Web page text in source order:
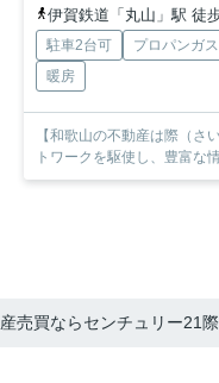
伊賀鉄道「丸山」駅 徒
駐車2台可 プロパンガス
暖房
【和歌山の不動産は際（さ
トワークを駆使し、豊富な
売買ならセンチュリー21